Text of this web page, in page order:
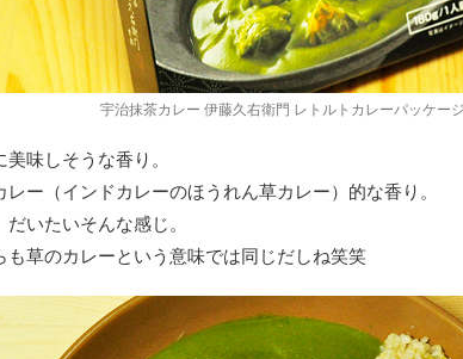
宇治抹茶カレー 伊藤久右衛門 レトルトカレーパッケージ
味しそうな香り。
レー（インドカレーのほうれん草カレー）的な香り。
いたいそんな感じ。
も草のカレーという意味では同じだしね笑笑